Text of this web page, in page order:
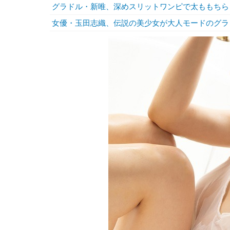
グラドル・新唯、深めスリットワンピで太ももち
女優・玉田志織、伝説の美少女が大人モードのグ